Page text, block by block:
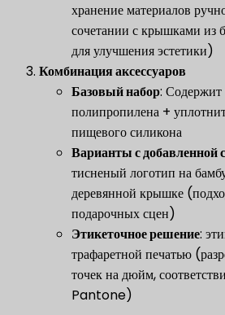
хранение материалов
сочетании с крышками из
для улучшения эстетики)
​Комбинация аксессуаров​
​Базовый набор​​:
полипропилена +
пищевого силикона
​Варианты с добавленной
тисненый логотип на
деревянной крышке
подарочных сцен)
​Этикеточное решение​​:
трафаретной печатью
точек на дюйм,
Pantone)